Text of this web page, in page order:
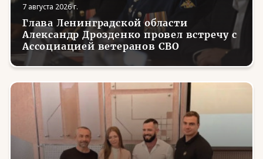
7 августа 2026 г.
Глава Ленинградской области
Александр Дрозденко провел встречу с
Ассоциацией ветеранов СВО